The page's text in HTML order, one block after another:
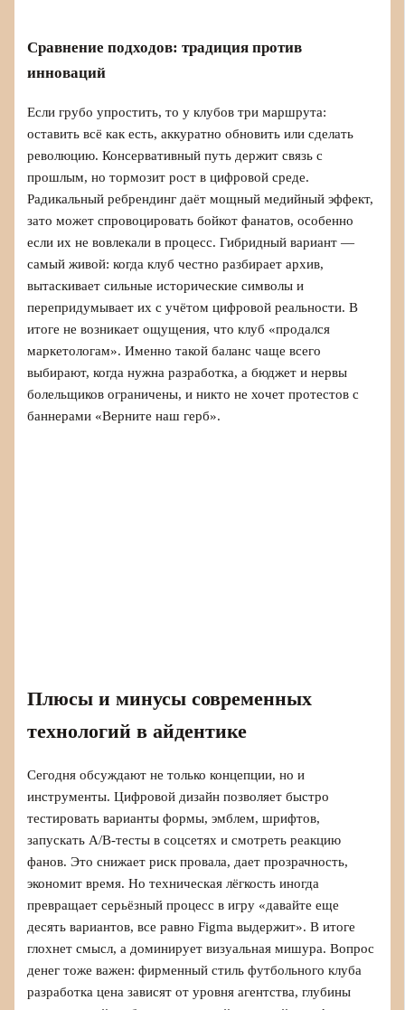
Сравнение подходов: традиция против
инноваций
Если грубо упростить, то у клубов три маршрута:
оставить всё как есть, аккуратно обновить или сделать
революцию. Консервативный путь держит связь с
прошлым, но тормозит рост в цифровой среде.
Радикальный ребрендинг даёт мощный медийный эффект,
зато может спровоцировать бойкот фанатов, особенно
если их не вовлекали в процесс. Гибридный вариант —
самый живой: когда клуб честно разбирает архив,
вытаскивает сильные исторические символы и
перепридумывает их с учётом цифровой реальности. В
итоге не возникает ощущения, что клуб «продался
маркетологам». Именно такой баланс чаще всего
выбирают, когда нужна разработка, а бюджет и нервы
болельщиков ограничены, и никто не хочет протестов с
баннерами «Верните наш герб».
Плюсы и минусы современных
технологий в айдентике
Сегодня обсуждают не только концепции, но и
инструменты. Цифровой дизайн позволяет быстро
тестировать варианты формы, эмблем, шрифтов,
запускать A/B-тесты в соцсетях и смотреть реакцию
фанов. Это снижает риск провала, дает прозрачность,
экономит время. Но техническая лёгкость иногда
превращает серьёзный процесс в игру «давайте еще
десять вариантов, все равно Figma выдержит». В итоге
глохнет смысл, а доминирует визуальная мишура. Вопрос
денег тоже важен: фирменный стиль футбольного клуба
разработка цена зависят от уровня агентства, глубины